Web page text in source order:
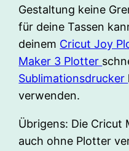
Gestaltung keine
für deine Tassen
deinem Cricut Joy
Maker 3 Plotter
Sublimationsdrucker
verwenden.
Übrigens: Die Cricut
auch ohne Plotter